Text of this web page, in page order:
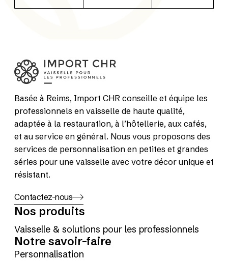
Basée à Reims, Import CHR conseille et équipe les
professionnels en vaisselle de haute qualité,
adaptée à la restauration, à l’hôtellerie, aux cafés,
et au service en général. Nous vous proposons des
services de personnalisation en petites et grandes
séries pour une vaisselle avec votre décor unique et
résistant.
Contactez-nous
Nos produits
Vaisselle & solutions pour les professionnels
Notre savoir-faire
Personnalisation